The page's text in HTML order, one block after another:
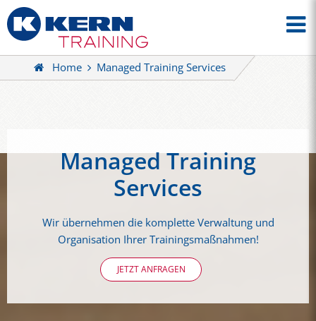
Home Managed Training Services
Managed Training
Services
Wir übernehmen die komplette Verwaltung und
Organisation Ihrer Trainingsmaßnahmen!
JETZT ANFRAGEN